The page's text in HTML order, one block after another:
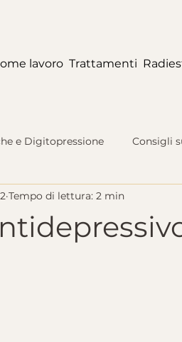
lavoro Trattamenti
e Digitopressione Consigli
Radionica
Tempo di lettura: 2 min